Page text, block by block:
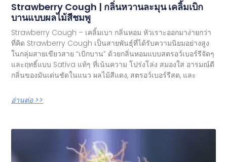
Strawberry Cough | กลิ่นหวานละมุน เคลิ้มเบิก
บานแบบผลไม้สีชมพู
Strawberry Cough – เคลิ้มเบา กลิ่นหอม หัวเราะออกมาง่ายกว่า
ที่คิด Strawberry Cough เป็นสายพันธุ์ที่ได้รับความนิยมอย่างสูง
ในกลุ่มสายเขียวสาย “เบิกบาน” ด้วยกลิ่นหอมแบบสตรอว์เบอร์รีจัดๆ
และฤทธิ์แบบ Sativa แท้ๆ ที่เน้นความ โปร่งโล่ง สมองใส อารมณ์ดี
กลิ่นของมันเด่นชัดในแนว ผลไม้สีแดง, สตรอว์เบอร์รีสด, และ
อ่านต่อ >>